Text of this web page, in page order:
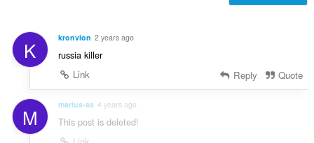
K kronvion 2 years ago
russia killer
Link
Reply Quote
M marius-ss 4 years ago
This post is deleted!